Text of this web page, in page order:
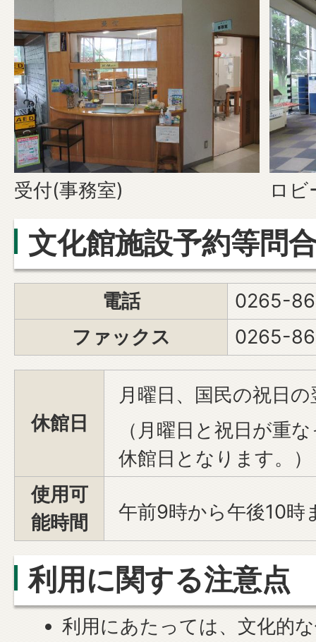
受付(事務室) ロビ
文化館施設予約等問
電話
0265-
ファックス
0265-
休館日
月曜日、国民の祝日
（月曜日と祝日が重
休館日となります。）
使用可
能時間
午前9時から午後10時
利用に関する注意点
利用にあたっては、文化的